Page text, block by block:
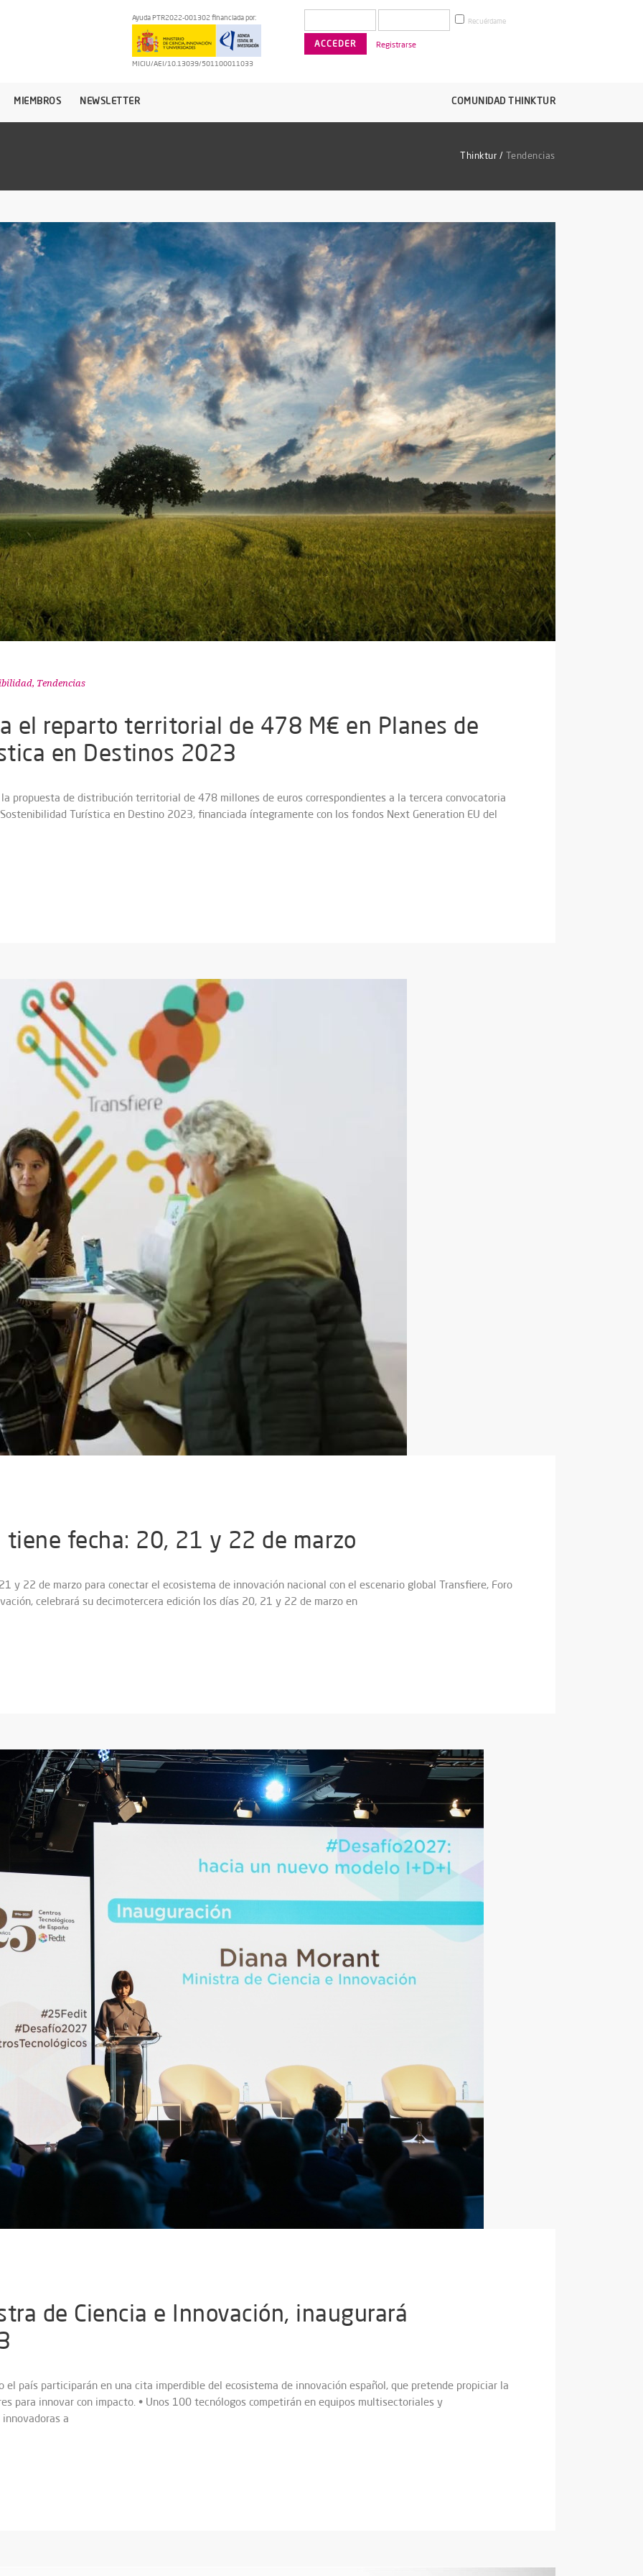
Ayuda PTR2022-001302 financiada por:
MICIU/AEI/10.13039/501100011033
Recuérdame
Registrarse
MIEMBROS NEWSLETTER COMUNIDAD THINKTUR
Thinktur / Tendencias
, Tendencias
el reparto territorial de 478 M€ en Planes de
en Destinos 2023
propuesta de distribución territorial de 478 millones de euros correspondientes a la tercera convocatoria
Turística en Destino 2023, financiada íntegramente con los fondos Next Generation EU del
fecha: 20, 21 y 22 de marzo
y 22 de marzo para conectar el ecosistema de innovación nacional con el escenario global Transfiere, Foro
celebrará su decimotercera edición los días 20, 21 y 22 de marzo en
de Ciencia e Innovación, inaugurará
el país participarán en una cita imperdible del ecosistema de innovación español, que pretende propiciar la
para innovar con impacto. • Unos 100 tecnólogos competirán en equipos multisectoriales y
a